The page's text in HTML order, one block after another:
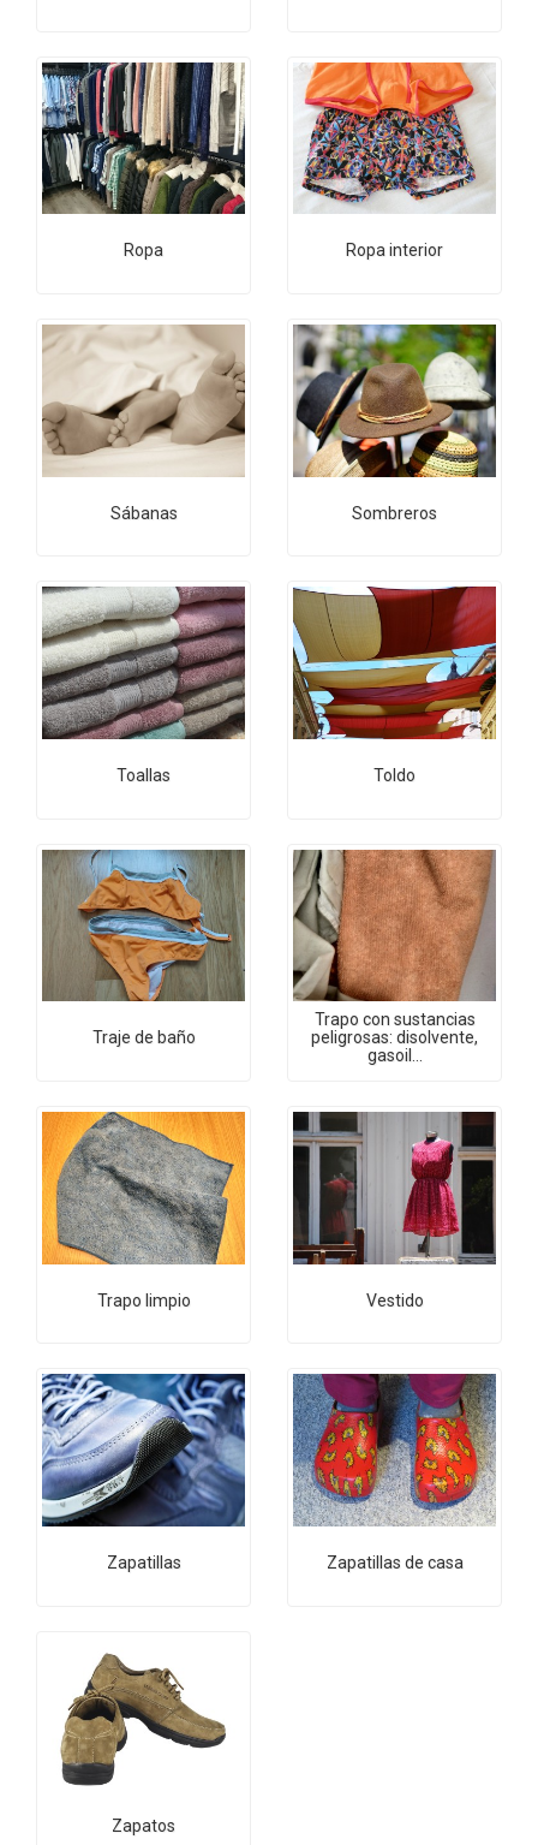
Ropa Ropa interior
Sábanas Sombreros
Toallas Toldo
Traje de baño
Trapo con sustancias
peligrosas: disolvente,
gasoil...
Trapo limpio Vestido
Zapatillas Zapatillas de casa
Zapatos